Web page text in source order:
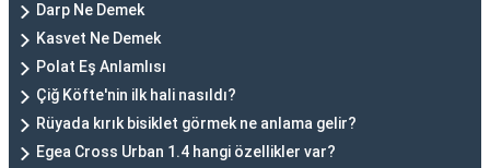
Darp Ne Demek
Kasvet Ne Demek
Polat Eş Anlamlısı
Çiğ Köfte'nin ilk hali nasıldı?
Rüyada kırık bisiklet görmek ne anlama gelir?
Egea Cross Urban 1.4 hangi özellikler var?